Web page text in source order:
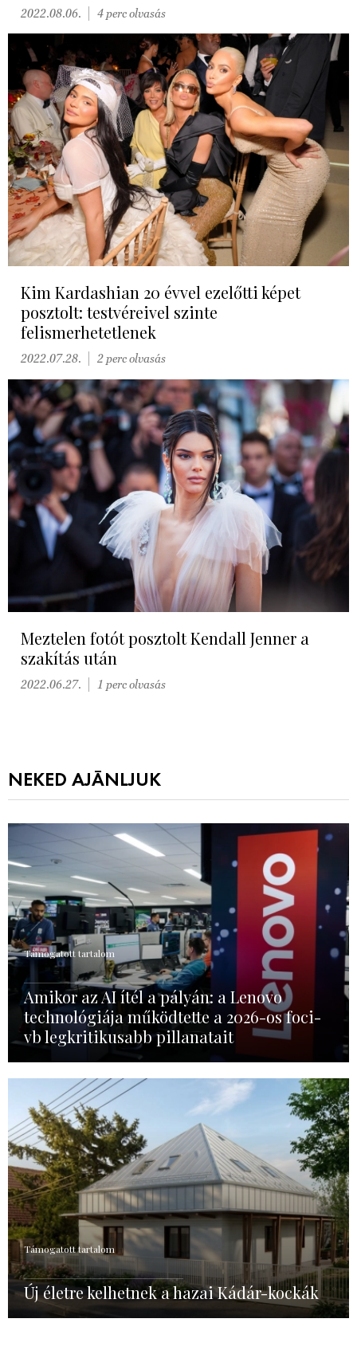
2022.08.06. 4 perc olvasás
Kim Kardashian 20 évvel ezelőtti képet
posztolt: testvéreivel szinte
felismerhetetlenek
2022.07.28. 2 perc olvasás
Meztelen fotót posztolt Kendall Jenner a
szakítás után
2022.06.27. 1 perc olvasás
NEKED AJÁNLJUK
Támogatott tartalom
Amikor az AI ítél a pályán: a Lenovo
technológiája működtette a 2026-os foci-
vb legkritikusabb pillanatait
Támogatott tartalom
Új életre kelhetnek a hazai Kádár-kockák